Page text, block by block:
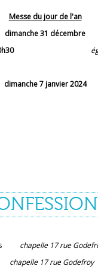
Messe du jour de l'an
dimanche 31 décembre
dimanche 7 janvier 2024
chapelle 17 rue
chapelle 17 rue Godefroy